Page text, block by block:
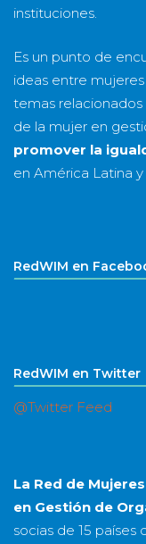
instituciones.
Es un punto de
ideas entre
temas relacionados
de la mujer en
promover la
en América Latina y
RedWIM en
RedWIM en Twitter
@Twitter Feed
La Red de
en Gestión de
socias de 15 países